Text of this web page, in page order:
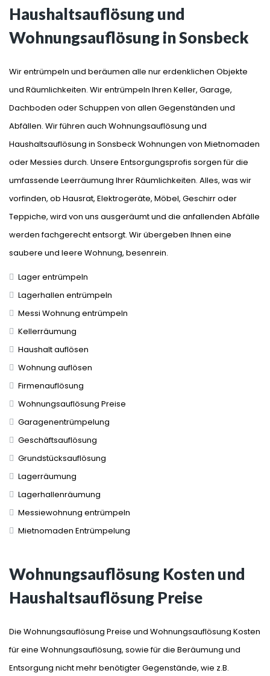
Haushaltsauflösung und
Wohnungsauflösung in Sonsbeck
Wir entrümpeln und beräumen alle nur erdenklichen Objekte
und Räumlichkeiten. Wir entrümpeln Ihren Keller, Garage,
Dachboden oder Schuppen von allen Gegenständen und
Abfällen. Wir führen auch Wohnungsauflösung und
Haushaltsauflösung in Sonsbeck Wohnungen von Mietnomaden
oder Messies durch. Unsere Entsorgungsprofis sorgen für die
umfassende Leerräumung Ihrer Räumlichkeiten. Alles, was wir
vorfinden, ob Hausrat, Elektrogeräte, Möbel, Geschirr oder
Teppiche, wird von uns ausgeräumt und die anfallenden Abfälle
werden fachgerecht entsorgt. Wir übergeben Ihnen eine
saubere und leere Wohnung, besenrein.
Lager entrümpeln
Lagerhallen entrümpeln
Messi Wohnung entrümpeln
Kellerräumung
Haushalt auflösen
Wohnung auflösen
Firmenauflösung
Wohnungsauflösung Preise
Garagenentrümpelung
Geschäftsauflösung
Grundstücksauflösung
Lagerräumung
Lagerhallenräumung
Messiewohnung entrümpeln
Mietnomaden Entrümpelung
Wohnungsauflösung Kosten und
Haushaltsauflösung Preise
Die Wohnungsauflösung Preise und Wohnungsauflösung Kosten
für eine Wohnungsauflösung, sowie für die Beräumung und
Entsorgung nicht mehr benötigter Gegenstände, wie z.B.